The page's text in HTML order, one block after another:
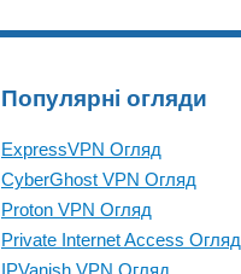
Популярні огляди
ExpressVPN Огляд
CyberGhost VPN Огляд
Proton VPN Огляд
Private Internet Access Огляд
IPVanish VPN Огляд